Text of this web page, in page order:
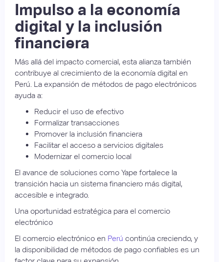
Impulso a la economía
digital y la inclusión
financiera
Más allá del impacto comercial, esta alianza también
contribuye al crecimiento de la economía digital en
Perú. La expansión de métodos de pago electrónicos
ayuda a:
Reducir el uso de efectivo
Formalizar transacciones
Promover la inclusión financiera
Facilitar el acceso a servicios digitales
Modernizar el comercio local
El avance de soluciones como Yape fortalece la
transición hacia un sistema financiero más digital,
accesible e integrado.
Una oportunidad estratégica para el comercio
electrónico
El comercio electrónico en Perú continúa creciendo, y
la disponibilidad de métodos de pago confiables es un